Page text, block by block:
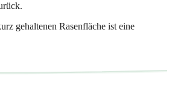
gehaltenen Rasenfläche ist eine